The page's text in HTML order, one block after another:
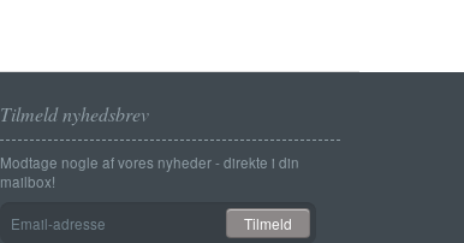
Tilmeld nyhedsbrev
Modtage nogle af vores nyheder - direkte i din
mailbox!
adresse
Tilmeld